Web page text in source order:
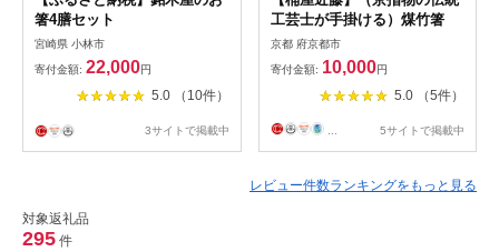
箸4膳セット
宮崎県 小林市
寄付金額: 22,000円
5.0 （10件）
3サイトで掲載中
工芸士が手掛ける）煤竹箸
京都 府京都市
寄付金額: 10,000円
5.0 （5件）
... 5サイトで掲載中
レビュー件数ランキングをもっと見る
対象返礼品
295 件